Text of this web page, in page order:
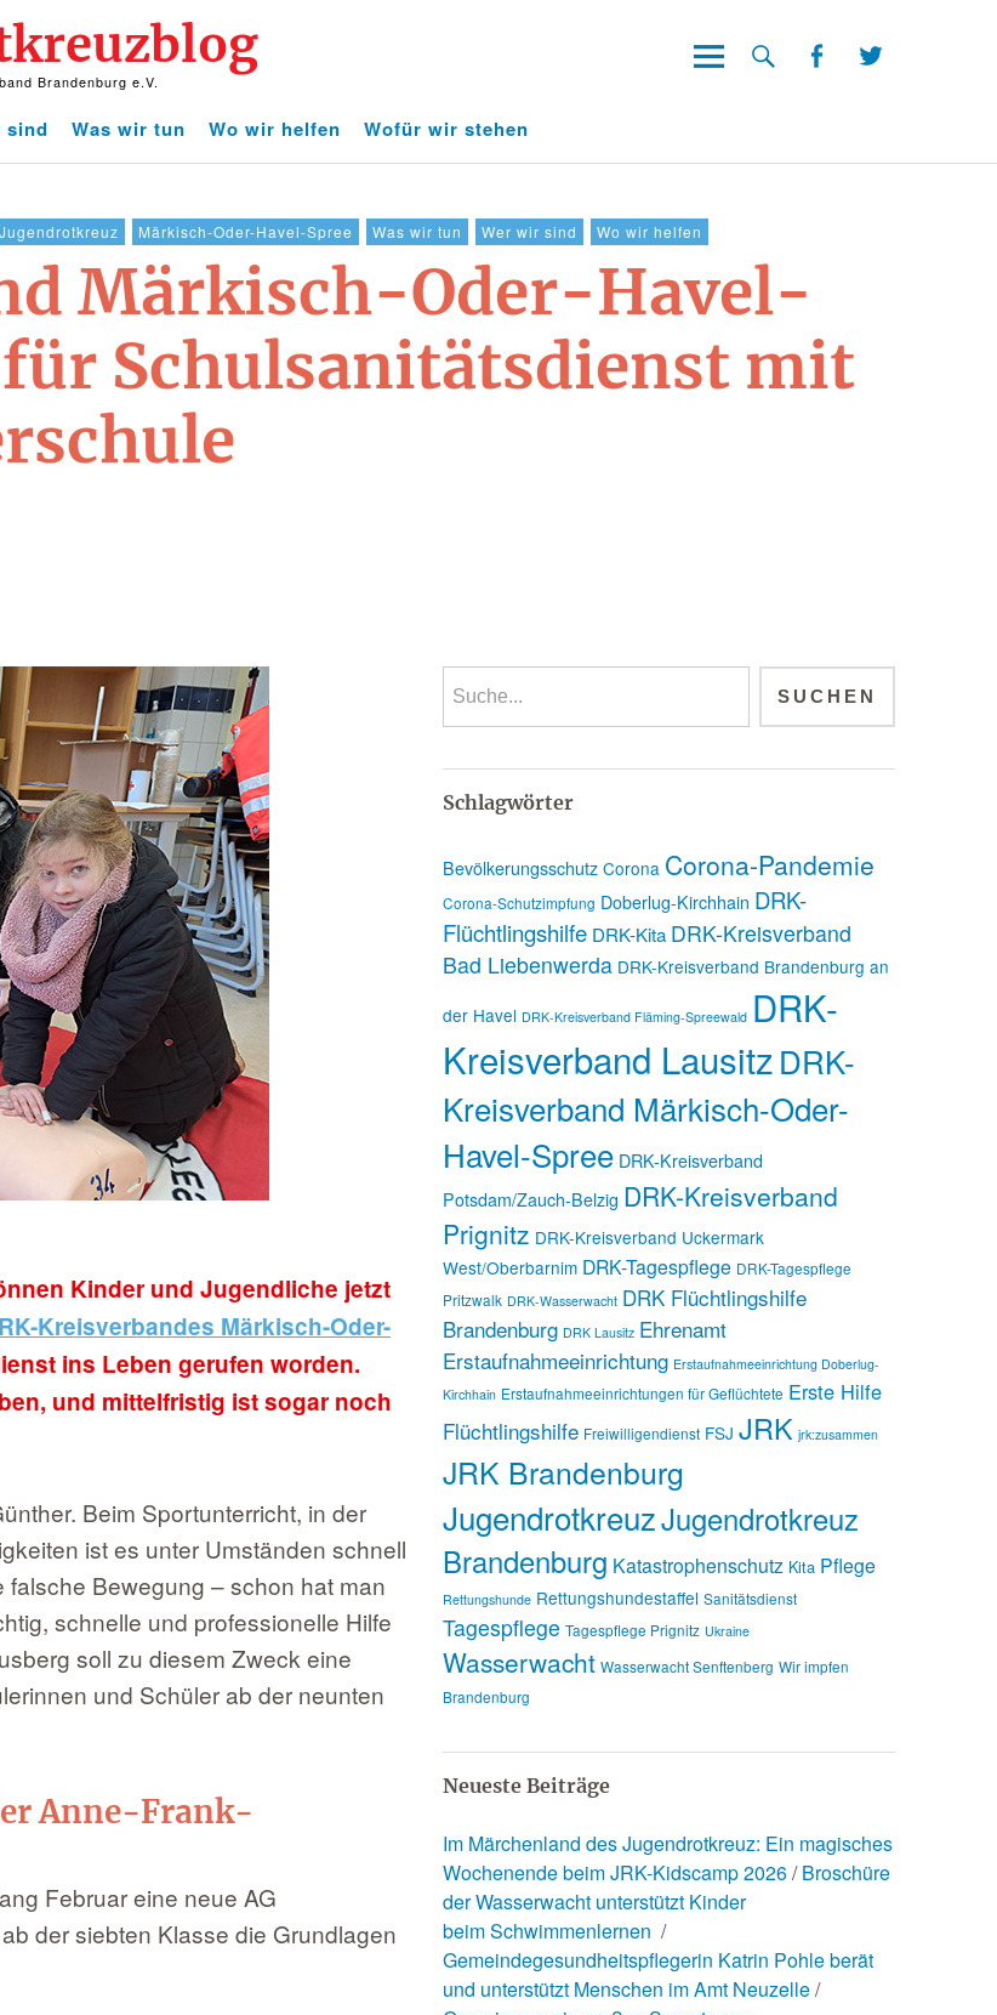
Brandenburg e.V.
sind
Was wir tun Wo wir helfen Wofür wir stehen
Jugendrotkreuz Märkisch-Oder-Havel-Spree Was wir tun Wer wir sind Wo wir helfen
Märkisch-Oder-Havel-
Schulsanitätsdienst mit
Kinder und Jugendliche jetzt
Kreisverbandes Märkisch-Oder-
ins Leben gerufen worden.
und mittelfristig ist sogar noch
Beim Sportunterricht, in der
ist es unter Umständen schnell
Bewegung – schon hat man
schnelle und professionelle Hilfe
soll zu diesem Zweck eine
und Schüler ab der neunten
Anne-Frank-
Februar eine neue AG
der siebten Klasse die Grundlagen
Schlagwörter
Bevölkerungsschutz Corona Corona-Pandemie
Corona-Schutzimpfung Doberlug-Kirchhain DRK-
Flüchtlingshilfe DRK-Kita DRK-Kreisverband
Bad Liebenwerda DRK-Kreisverband Brandenburg an
der Havel DRK-Kreisverband Fläming-Spreewald DRK-
Kreisverband LausitzDRK-
Kreisverband Märkisch-Oder-
Havel-Spree DRK-Kreisverband
Potsdam/Zauch-Belzig DRK-Kreisverband
Prignitz DRK-Kreisverband Uckermark
West/Oberbarnim DRK-Tagespflege DRK-Tagespflege
Pritzwalk DRK-Wasserwacht DRK Flüchtlingshilfe
Brandenburg DRK Lausitz Ehrenamt
Erstaufnahmeeinrichtung Erstaufnahmeeinrichtung Doberlug-
Kirchhain Erstaufnahmeeinrichtungen für Geflüchtete Erste Hilfe
Flüchtlingshilfe Freiwilligendienst FSJ JRK jrk:zusammen
JRK Brandenburg
JugendrotkreuzJugendrotkreuz
Brandenburg Katastrophenschutz Kita Pflege
Rettungshunde Rettungshundestaffel Sanitätsdienst
Tagespflege Tagespflege Prignitz Ukraine
Wasserwacht Wasserwacht Senftenberg Wir impfen
Brandenburg
Neueste Beiträge
Im Märchenland des Jugendrotkreuz: Ein magisches
Wochenende beim JRK-Kidscamp 2026 Broschüre
der Wasserwacht unterstützt Kinder
beim Schwimmenlernen
Gemeindegesundheitspflegerin Katrin Pohle berät
und unterstützt Menschen im Amt Neuzelle